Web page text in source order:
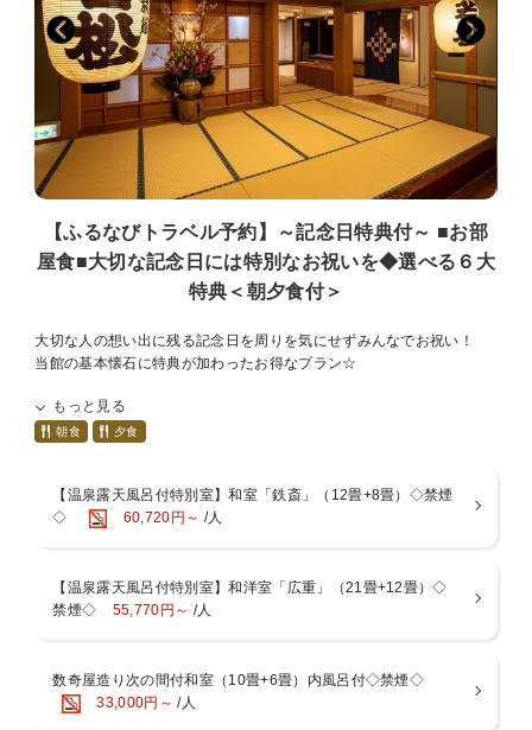
別部屋での個室食となる場合がございます。ご了承くださいませ。
■温泉－男女入替制－[15:00～翌9：30]
52.2度の絶えず湧き出ております自家源泉。湯河原の湯は「薬師の
湯」と呼ばれ、弱食塩泉・弱アルカリ性という理想的な泉質で、非常
にお肌にやさしい温泉。美肌の湯といわれる湯河原温泉を心ゆくまで
お愉しみいただけます。
【桧風呂】【石風呂】【露天風呂】
当館は全室「数寄屋造り」の和室で次の間もございますので広々とし
ております。
多くの客室の天井で主に茶室に用いられる、杉や檜を網代に編んで張
った「網代天井」造りをご覧いただけます。
※「広重」のお部屋は建築構造上、トイレがやや狭い設計となってお
ります。
そのため、体格の大きな方や体の不自由な方にとってはご不便をおか
けする場合がございます。
何卒ご了承の上、ご予約いただきますようお願い申し上げます。
■アクセス
車・・・・東京から約2時間 熱海・伊豆・箱根まで約30分
電車・・・JR東海道線湯河原 下車 バス・タクシーで約５分
【ふるなびトラベル予約】～記念日特典付～ ■お部
屋食■大切な記念日には特別なお祝いを◆選べる６大
特典＜朝夕食付＞
大切な人の想い出に残る記念日を周りを気にせずみんなでお祝い！
当館の基本懐石に特典が加わったお得なプラン☆
記載のないものや演出なども是非一度ご相談くださいませ。
可能な限りお手伝いをさせて頂きます！
■選べる特典
１：お祝いアレンジ会席
４：スパークリングワインのご提供
５：ちゃんちゃんこの貸出
※上記特典からご希望の特典を選んでご要望欄にご記入くださいま
せ。
もっと見る
朝食 夕食
【温泉露天風呂付特別室】和室「鉄斎」（12畳+8畳）◇禁煙
◇
60,720円～ /人
【温泉露天風呂付特別室】和洋室「広重」（21畳+12畳）◇
禁煙◇ 55,770円～ /人
数奇屋造り次の間付和室（10畳+6畳）内風呂付◇禁煙◇
33,000円～ /人